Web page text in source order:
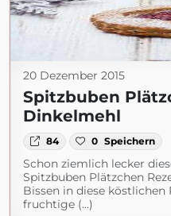
20 Dezember 2015
Spitzbuben
Dinkelmehl
84 0 Speichern
Schon ziemlich lecker
Spitzbuben Plätzchen
Bissen in diese
fruchtige (...)